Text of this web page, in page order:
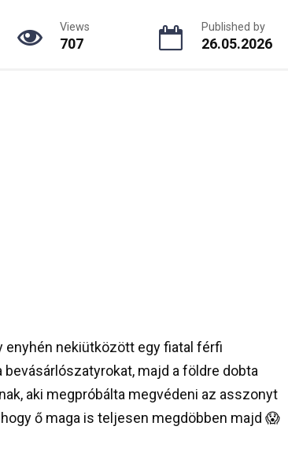
Views
707
Published by
26.05.2026
enyhén nekiütközött egy fiatal férfi
majd a földre dobta
aki megpróbálta megvédeni az asszonyt
ő maga is teljesen megdöbben majd 😱